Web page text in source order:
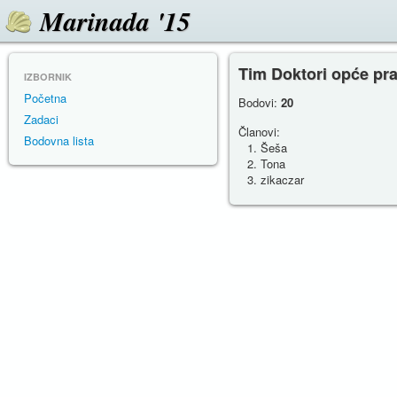
Marinada '15
IZBORNIK
Početna
Zadaci
Bodovna lista
Tim Doktori opće
Bodovi: 20
Članovi:
Šeša
Tona
zikaczar